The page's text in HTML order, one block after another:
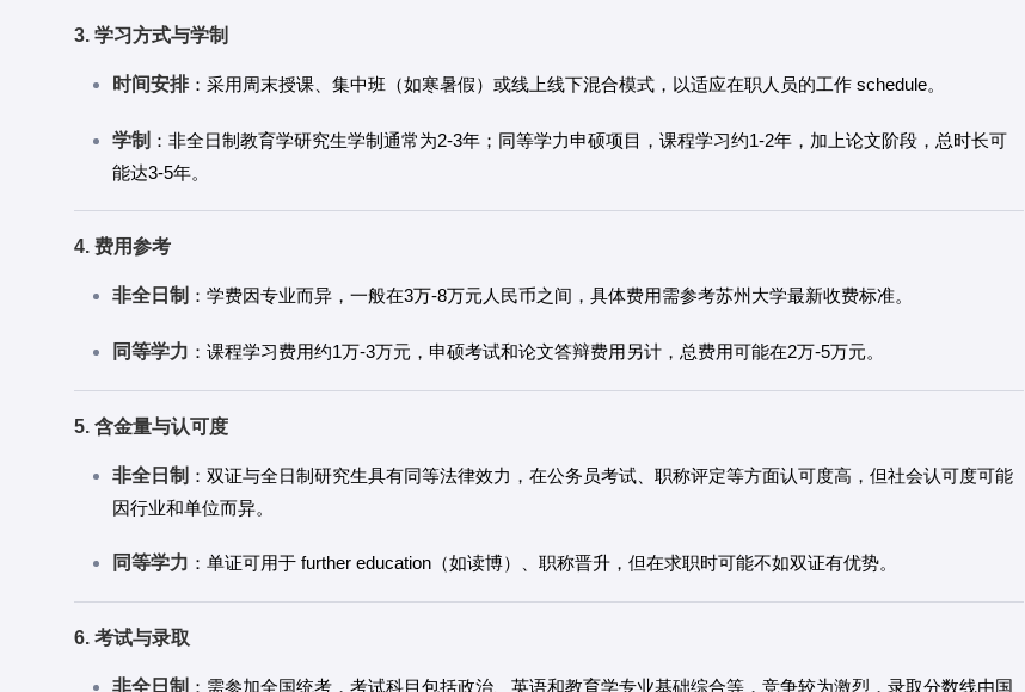
3. 学习方式与学制
时间安排：采用周末授课、集中班（如寒暑假）或线上线下混合模式，以适应在职人员的工作 schedule。
学制 ：非全日制教育学研究生学制通常为2-3年；同等学力申硕项目，课程学习约1-2年，加上论文阶段，总时长可
能达3-5年。
4. 费用参考
非全日制 ：学费因专业而异，一般在3万-8万元人民币之间，具体费用需参考苏州大学最新收费标准。
同等学力 ：课程学习费用约1万-3万元，申硕考试和论文答辩费用另计，总费用可能在2万-5万元。
5. 含金量与认可度
非全日制 ：双证与全日制研究生具有同等法律效力，在公务员考试、职称评定等方面认可度高，但社会认可度可能
因行业和单位而异。
同等学力 ：单证可用于 further education（如读博）、职称晋升，但在求职时可能不如双证有优势。
6. 考试与录取
非全日制 ：需参加全国统考，考试科目包括政治、英语和教育学专业基础综合等，竞争较为激烈，录取分数线由国